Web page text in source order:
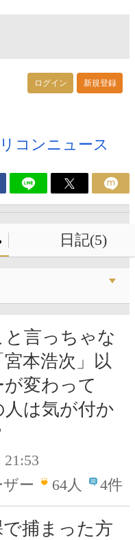
ログイン 新規登録
コンニュース
日記(5)
と言っちゃな
本浩次」以
変わって
人は気が付か
ー
64人 4件
捕まった方